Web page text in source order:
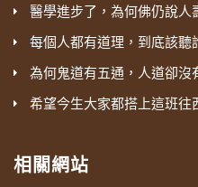
醫學進步了，為何佛仍說
每個人都有道理，到底該聽
為何鬼道有五通，人道卻沒
希望今生大家都搭上這班往
相關網站